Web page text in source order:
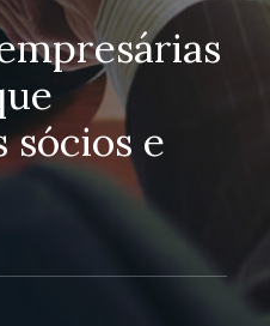
sócios e